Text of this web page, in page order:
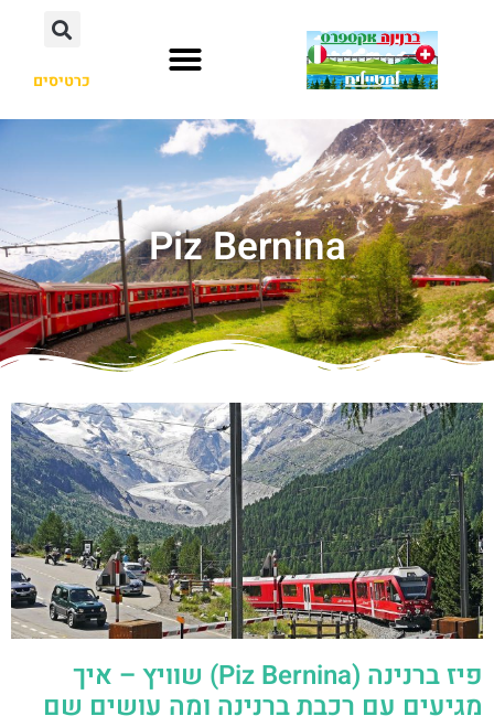
כרטיסים
Piz Bernina
פיז ברנינה (Piz Bernina) שוויץ – איך
מגיעים עם רכבת ברנינה ומה עושים שם